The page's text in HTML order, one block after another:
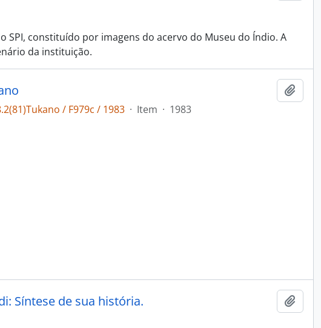
SPI, constituído por imagens do acervo do Museu do Índio. A
da instituição.
/ F979c / 1983 · Item · 1983
Síntese de sua história.